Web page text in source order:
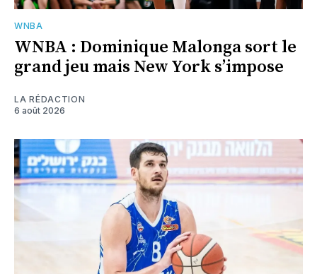
WNBA
WNBA : Dominique Malonga sort le
grand jeu mais New York s’impose
LA RÉDACTION
6 août 2026